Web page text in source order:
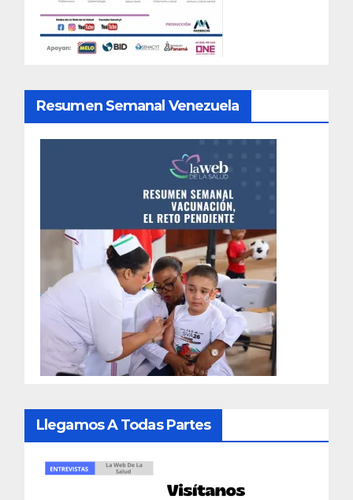
Resumen Semanal Venezuela
Llegamos A Todas Partes